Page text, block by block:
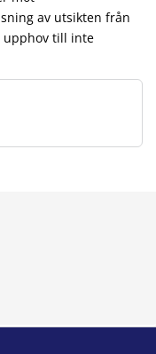
av utsikten från
upphov till inte